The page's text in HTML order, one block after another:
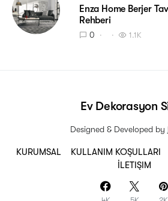
Enza Home Berjer
Rehberi
0 1.1K
KURUMSAL KULLANIM KOŞULLARI
İLETIŞIM
Ev Dekorasyon
Designed & Developed by